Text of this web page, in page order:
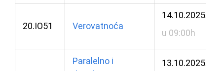
20.IO51 Verovatnoća
14.10.2025.
u 09:00h
Paralelno i
13.10.2025.